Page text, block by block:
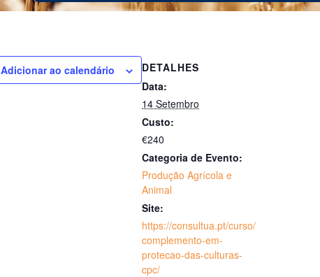
Adicionar ao calendário
DETALHES
Data:
14 Setembro
Custo:
€240
Categoria de Evento:
Produção Agrícola e
Animal
Site:
https://consultua.pt/curso/
complemento-em-
protecao-das-culturas-
cpc/